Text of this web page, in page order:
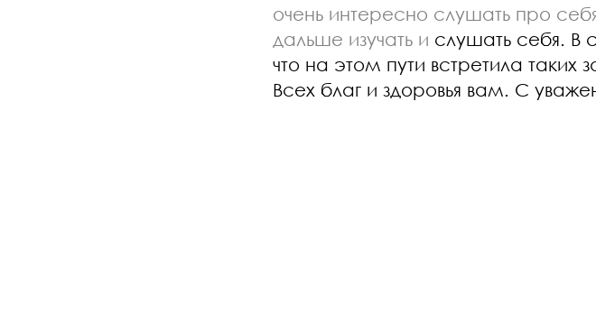
очень интересно слушать про
дальше изучать и слушать себя. В
что на этом пути встретила
Всех благ и здоровья вам. С